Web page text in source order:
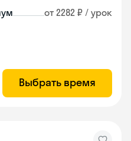
от 2282 ₽ / урок
Выбрать время